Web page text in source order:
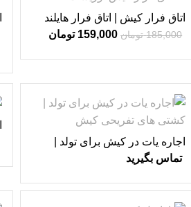
اتاق فرار کیش | اتاق فرار هایلند
کیش ♥
185,000 تومان 159,000 تومان
اجاره یات در کیش برای تولد |
دیاموند 1 VIP ♥
تماس بگیرید